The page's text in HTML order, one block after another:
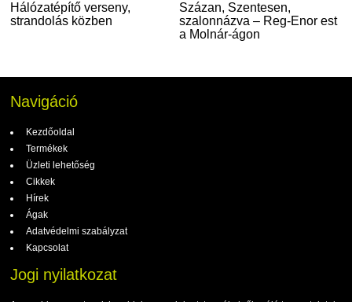
Hálózatépítő verseny,
strandolás közben
Százan, Szentesen,
szalonnázva – Reg-Enor est
a Molnár-ágon
Navigáció
Kezdőoldal
Termékek
Üzleti lehetőség
Cikkek
Hírek
Ágak
Adatvédelmi szabályzat
Kapcsolat
Jogi nyilatkozat